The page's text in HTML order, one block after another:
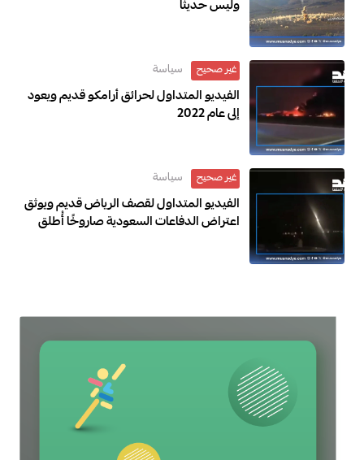
وليس حديثًا
غير صحيح سياسة
الفيديو المتداول لحرائق أرامكو قديم ويعود
إلى عام 2022
غير صحيح سياسة
الفيديو المتداول لقصف الرياض قديم ويوثق
اعتراض الدفاعات السعودية صاروخًا أُطلق